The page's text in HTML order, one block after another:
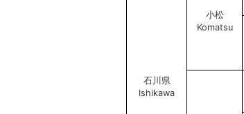
石川県
Ishikawa
小松
Komatsu